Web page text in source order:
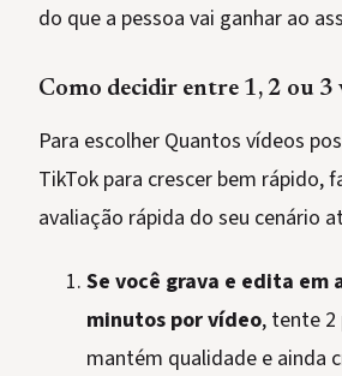
do que a pessoa vai ganhar ao
Como decidir entre 1, 2 ou 3
Para escolher Quantos vídeos
TikTok para crescer bem rápido,
avaliação rápida do seu cenário
Se você grava e edita em
minutos por vídeo, tente 2
mantém qualidade e ainda